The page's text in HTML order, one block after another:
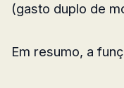
(gasto duplo de
Em resumo, a